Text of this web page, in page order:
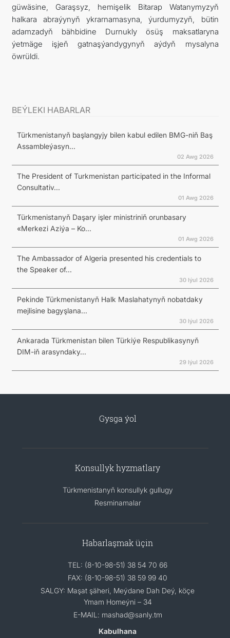
güwäsine, Garaşsyz, hemişelik Bitarap Watanymyzyň
halkara abraýynyň ykrarnamasyna, ýurdumyzyň, bütin
adamzadyň bähbidine Durnukly ösüş maksatlaryna
ýetmäge işjeň gatnaşýandygynyň aýdyň mysalyna
öwrüldi.
BEÝLEKI HABARLAR
Türkmenistanyň başlangyjy bilen kabul edilen BMG-niň Baş
Assambleýasyn...
02 Awg 2026
The President of Turkmenistan participated in the Informal
Consultativ...
01 Awg 2026
Türkmenistanyň Daşary işler ministriniň orunbasary
«Merkezi Aziýa – Ko...
01 Awg 2026
The Ambassador of Algeria presented his credentials to
the Speaker of...
30 Iýul 2026
Pekinde Türkmenistanyň Halk Maslahatynyň nobatdaky
mejlisine bagyşlana...
30 Iýul 2026
Ankarada Türkmenistan bilen Türkiýe Respublikasynyň
DIM-iň arasyndaky...
29 Iýul 2026
Gysga ýol
Konsullyk hyzmatlary
Türkmenistanyň konsullyk gullugy
Resminamalar
Habarlaşmak üçin
TEL: (8-10-98-51) 38 54 70 66
FAX: (8-10-98-51) 38 59 99 40
SALGY: Maşat şäheri, Meýdane Dah Deý, köçe
Ymam Homeýni – 34
E-MAIL: mashad@sanly.tm
Kabulhana